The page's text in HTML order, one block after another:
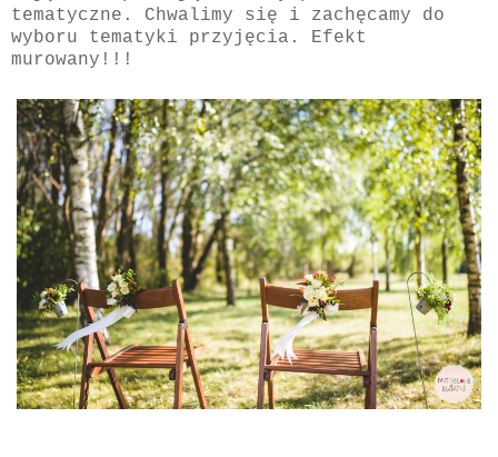
tematyczne. Chwalimy się i zachęcamy do
wyboru tematyki przyjęcia. Efekt
murowany!!!